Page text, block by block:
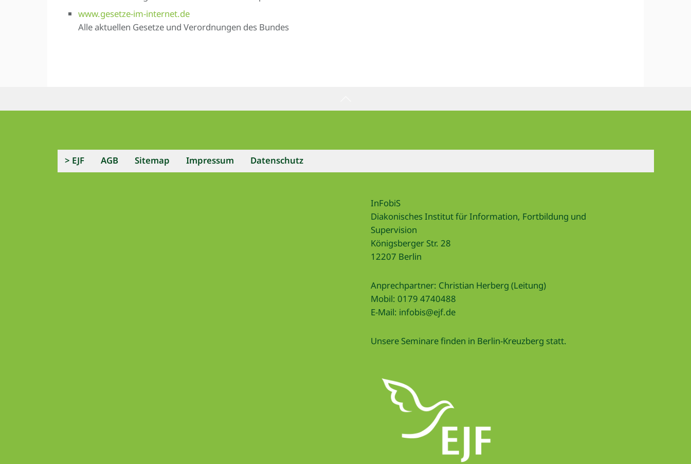
www.gesetze-im-internet.de
Alle aktuellen Gesetze und Verordnungen des Bundes
To
> EJF AGB Sitemap Impressum Datenschutz
InFobiS
Diakonisches Institut für Information, Fortbildung und
Supervision
Königsberger Str. 28
12207 Berlin
Anprechpartner: Christian Herberg (Leitung)
Mobil: 0179 4740488
E-Mail: infobis@ejf.de
Unsere Seminare finden in Berlin-Kreuzberg statt.